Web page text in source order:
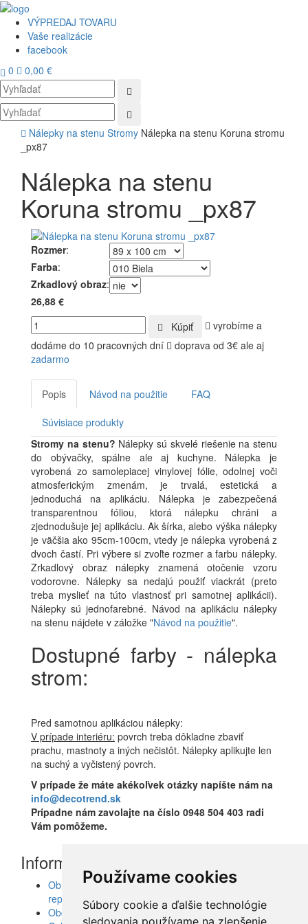
Používame cookies
Súbory cookie a ďalšie technológie
sledovania používame na zlepšenie
VÝPREDAJ TOVARU
Vaše realizácie
facebook
0 0,00 €
Nálepky na stenu Stromy Nálepka na stenu Koruna stromu
_px87
Nálepka na stenu
Koruna stromu _px87
Rozmer:
Farba:
Zrkadlový obraz:
26,88 €
Kúpiť
vyrobíme a
dodáme do 10 pracovných dní
doprava od 3€ ale aj
zadarmo
Popis Návod na použitie FAQ
Súvisiace produkty
Stromy na stenu? Nálepky sú skvelé riešenie na stenu
do obývačky, spálne ale aj kuchyne. Nálepka je
vyrobená zo samolepiacej vinylovej fólie, odolnej voči
atmosferickým zmenám, je trvalá, estetická a
jednoduchá na aplikáciu. Nálepka je zabezpečená
transparentnou fóliou, ktorá nálepku chráni a
zjednodušuje jej aplikáciu. Ak šírka, alebo výška nálepky
je väčšia ako 95cm-100cm, vtedy je nálepka vyrobená z
dvoch častí. Pri výbere si zvoľte rozmer a farbu nálepky.
Zrkadlový obraz nálepky znamená otočenie vzoru
vodorovne. Nálepky sa nedajú použiť viackrát (preto
treba myslieť na túto vlastnosť pri samotnej aplikácii).
Nálepky sú jednofarebné. Návod na aplikáciu nálepky
na stenu nájdete v záložke "Návod na použitie".
Dostupné farby - nálepka
strom:
Pred samotnou aplikáciou nálepky:
V prípade interiéru: povrch treba dôkladne zbaviť
prachu, mastnoty a iných nečistôt. Nálepky aplikujte len
na suchý a vyčistený povrch.
V prípade že máte akékoľvek otázky napíšte nám na
info@decotrend.sk
Prípadne nám zavolajte na číslo 0948 504 403 radi
Vám pomôžeme.
Informácie
Obrazy, nálepky, fototapety, šablóny, dekorácie,
reprodukcie
Obchodné podmienky